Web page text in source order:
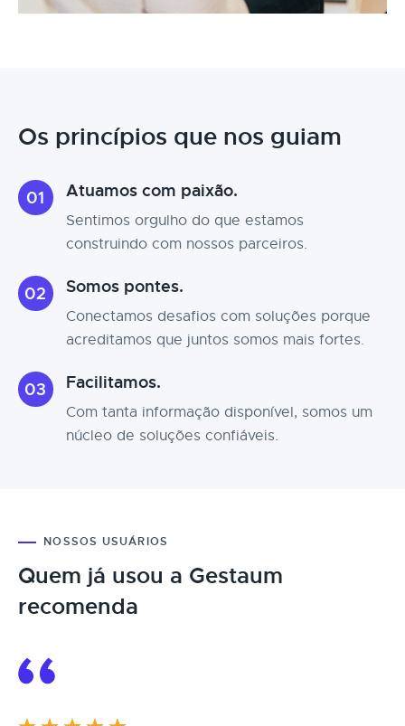
Os princípios que nos guiam
01 Atuamos com paixão.
Sentimos orgulho do que estamos
construindo com nossos parceiros.
02 Somos pontes.
Conectamos desafios com soluções porque
acreditamos que juntos somos mais fortes.
03 Facilitamos.
Com tanta informação disponível, somos um
núcleo de soluções confiáveis.
NOSSOS USUÁRIOS
Quem já usou a Gestaum
recomenda